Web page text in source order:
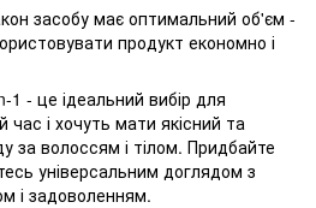
засобу має оптимальний об'єм -
продукт економно і
- це ідеальний вибір для
час і хочуть мати якісний та
за волоссям і тілом. Придбайте
універсальним доглядом з
і задоволенням.